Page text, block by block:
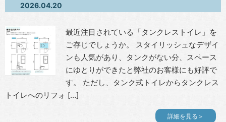
2026.04.20
最近注目されている「タンクレストイレ」を
ご存じでしょうか。 スタイリッシュなデザイ
ンも人気があり、タンクがない分、スペース
にゆとりができたと弊社のお客様にも好評で
す。 ただし、タンク式トイレからタンクレス
トイレへのリフォ […]
詳細を見る＞